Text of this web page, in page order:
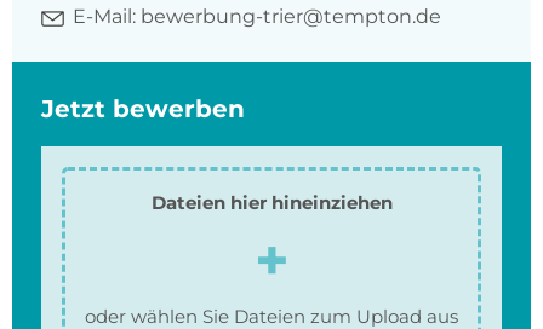
E-Mail: bewerbung-trier@tempton.de
Jetzt bewerben
Dateien hier hineinziehen
oder wählen Sie Dateien zum Upload aus